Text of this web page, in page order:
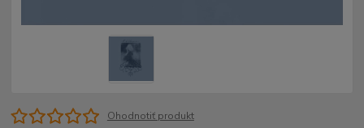
Ohodnotiť produkt